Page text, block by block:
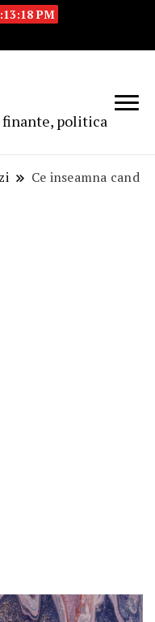
PM
finante, politica
Ce inseamna cand